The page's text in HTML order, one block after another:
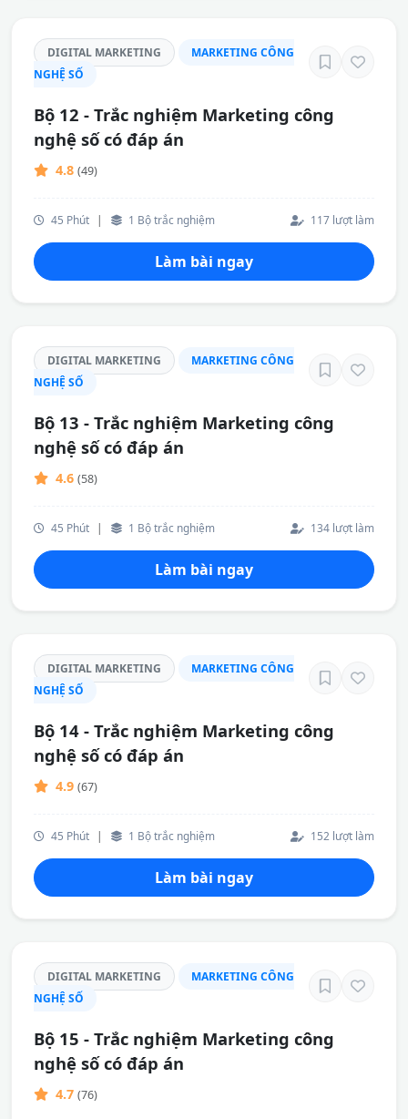
DIGITAL MARKETING
MARKETING CÔNG
NGHỆ SỐ
Bộ 12 - Trắc nghiệm Marketing công
nghệ số có đáp án
4.8 (49)
45 Phút | 1 Bộ trắc nghiệm 117 lượt làm
Làm bài ngay
DIGITAL MARKETING
MARKETING CÔNG
NGHỆ SỐ
Bộ 13 - Trắc nghiệm Marketing công
nghệ số có đáp án
4.6 (58)
45 Phút | 1 Bộ trắc nghiệm 134 lượt làm
Làm bài ngay
DIGITAL MARKETING
MARKETING CÔNG
NGHỆ SỐ
Bộ 14 - Trắc nghiệm Marketing công
nghệ số có đáp án
4.9 (67)
45 Phút | 1 Bộ trắc nghiệm 152 lượt làm
Làm bài ngay
DIGITAL MARKETING
MARKETING CÔNG
NGHỆ SỐ
Bộ 15 - Trắc nghiệm Marketing công
nghệ số có đáp án
4.7 (76)